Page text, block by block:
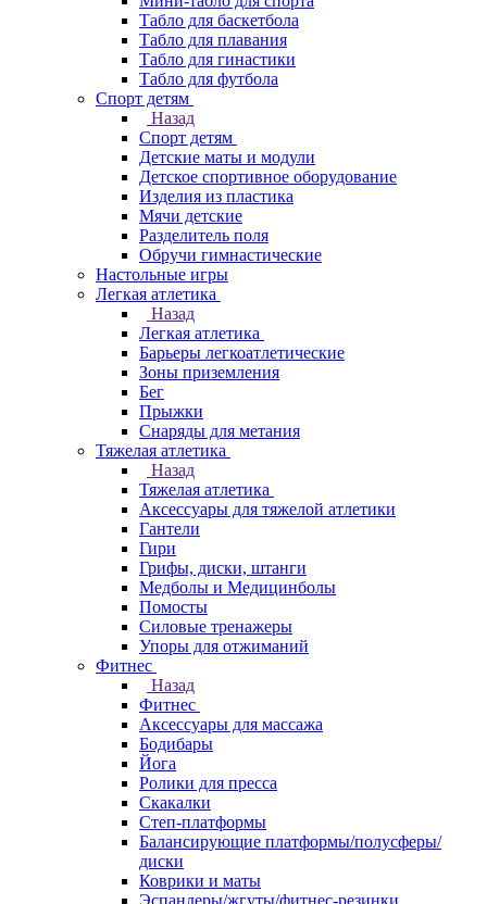
Табло для баскетбола
Табло для плавания
Табло для гинастики
Табло для футбола
Спорт детям
Назад
Спорт детям
Детские маты и модули
Детское спортивное оборудование
Изделия из пластика
Мячи детские
Разделитель поля
Обручи гимнастические
Настольные игры
Легкая атлетика
Назад
Легкая атлетика
Барьеры легкоатлетические
Зоны приземления
Бег
Прыжки
Снаряды для метания
Тяжелая атлетика
Назад
Тяжелая атлетика
Аксессуары для тяжелой атлетики
Гантели
Гири
Грифы, диски, штанги
Медболы и Медицинболы
Помосты
Силовые тренажеры
Упоры для отжиманий
Фитнес
Назад
Фитнес
Аксессуары для массажа
Бодибары
Йога
Ролики для пресса
Скакалки
Степ-платформы
Балансирующие платформы/полусферы/
диски
Коврики и маты
Эспандеры/жгуты/фитнес-резинки